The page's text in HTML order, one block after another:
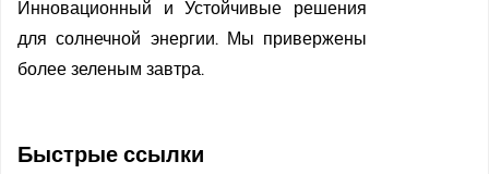
Инновационный и Устойчивые решения
для солнечной энергии. Мы привержены
более зеленым завтра.
Быстрые ссылки